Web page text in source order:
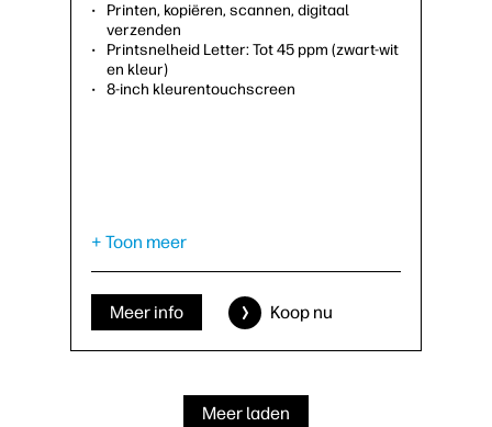
Printen, kopiëren, scannen, digitaal
verzenden
Printsnelheid Letter: Tot 45 ppm (zwart-wit
en kleur)
8-inch kleurentouchscreen
+ Toon meer
Meer info Koop nu
Meer laden